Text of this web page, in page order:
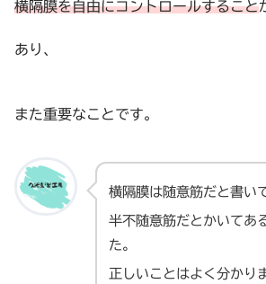
横隔膜を自由にコントロールすること
あり、
また重要なことです。
横隔膜は随意筋だと書い
半不随意筋だとかいてあ
た。
正しいことはよく分かり